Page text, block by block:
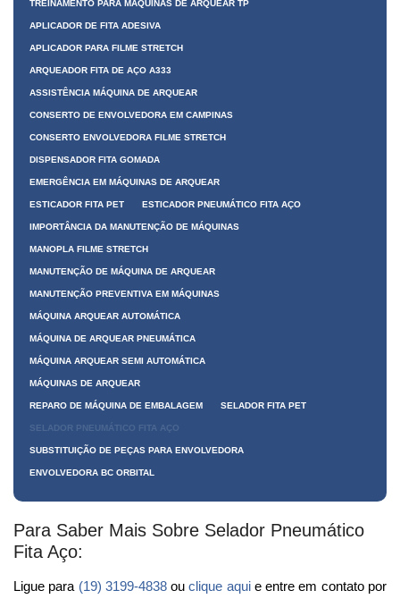
TREINAMENTO PARA MÁQUINAS DE ARQUEAR TP
APLICADOR DE FITA ADESIVA
APLICADOR PARA FILME STRETCH
ARQUEADOR FITA DE AÇO A333
ASSISTÊNCIA MÁQUINA DE ARQUEAR
CONSERTO DE ENVOLVEDORA EM CAMPINAS
CONSERTO ENVOLVEDORA FILME STRETCH
DISPENSADOR FITA GOMADA
EMERGÊNCIA EM MÁQUINAS DE ARQUEAR
ESTICADOR FITA PET ESTICADOR PNEUMÁTICO FITA AÇO
IMPORTÂNCIA DA MANUTENÇÃO DE MÁQUINAS
MANOPLA FILME STRETCH
MANUTENÇÃO DE MÁQUINA DE ARQUEAR
MANUTENÇÃO PREVENTIVA EM MÁQUINAS
MÁQUINA ARQUEAR AUTOMÁTICA
MÁQUINA DE ARQUEAR PNEUMÁTICA
MÁQUINA ARQUEAR SEMI AUTOMÁTICA
MÁQUINAS DE ARQUEAR
REPARO DE MÁQUINA DE EMBALAGEM SELADOR FITA PET
SELADOR PNEUMÁTICO FITA AÇO
SUBSTITUIÇÃO DE PEÇAS PARA ENVOLVEDORA
ENVOLVEDORA BC ORBITAL
Para Saber Mais Sobre Selador Pneumático
Fita Aço:
Ligue para (19) 3199-4838ouclique aquie entre em contato por